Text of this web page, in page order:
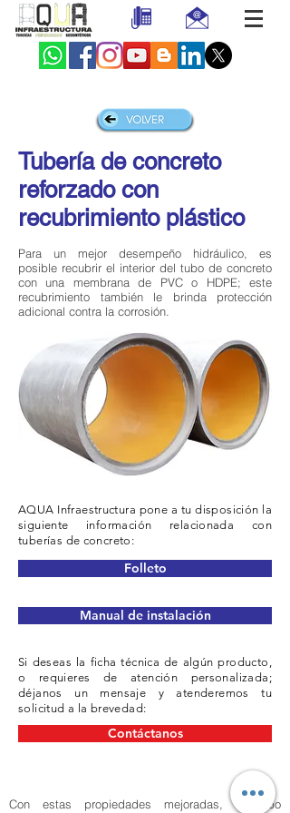
Tubería de concreto
reforzado con
recubrimiento plástico
Para un mejor desempeño hidráulico, es
posible recubrir el interior del tubo de concreto
con una membrana de PVC o HDPE; este
recubrimiento también le brinda protección
adicional contra la corrosión.
AQUA Infraestructura pone a tu disposición la
siguiente información relacionada con
tuberías de concreto:
Folleto
Manual de instalación
Si deseas la ficha técnica de algún producto,
o requieres de atención personalizada;
déjanos un mensaje y atenderemos tu
solicitud a la brevedad:
Contáctanos
Con estas propiedades mejoradas, el tubo